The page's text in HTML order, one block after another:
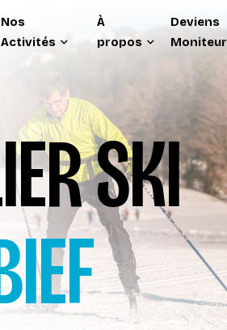
Nos
Activités
À
propos
Deviens
Moniteur
SKI